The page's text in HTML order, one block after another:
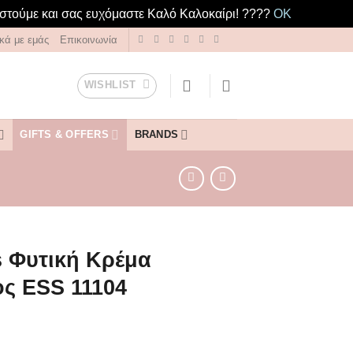
και σας ευχόμαστε Καλό Καλοκαίρι! ????️ OK
με εμάς Επικοινωνία
WISHLIST
GIFTS & OFFERS BRANDS
Κρέμα
ESS 11104